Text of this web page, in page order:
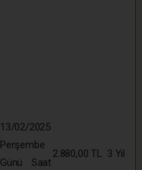
13/02/2025
Perşembe
Günü Saat
2.880,00 TL 3 Yıl